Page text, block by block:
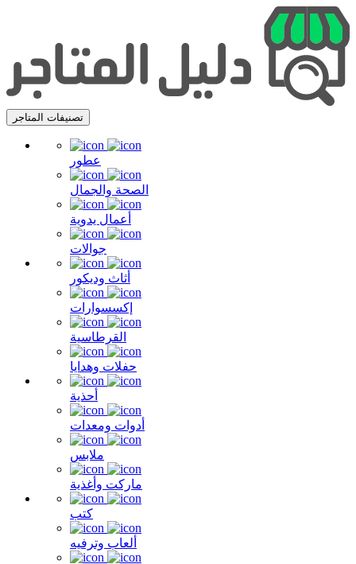
تصنيفات المتاجر
عطور
الصحة والجمال
أعمال يدوية
جوالات
أثاث وديكور
إكسسوارات
القرطاسية
حفلات وهدايا
أحذية
أدوات ومعدات
ملابس
ماركت وأغذية
كتب
ألعاب وترفيه